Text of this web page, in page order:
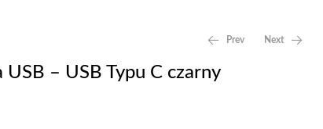
Prev Next
– USB Typu C czarny